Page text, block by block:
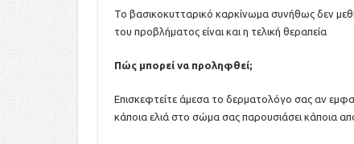
Το βασικοκυτταρικό καρκίνωμα συνήθως δεν
του προβλήματος είναι και η τελική θεραπεία
Πώς μπορεί να προληφθεί;
Επισκεφτείτε άμεσα το δερματολόγο σας αν
κάποια ελιά στο σώμα σας παρουσιάσει κάποια